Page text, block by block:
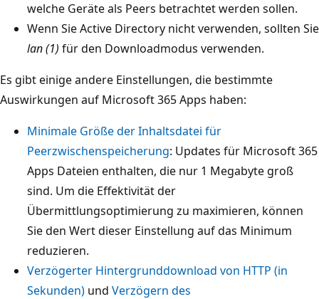
welche Geräte als Peers betrachtet werden sollen.
Wenn Sie Active Directory nicht verwenden, sollten Sie
lan (1) für den Downloadmodus verwenden.
Es gibt einige andere Einstellungen, die bestimmte
Auswirkungen auf Microsoft 365 Apps haben:
Minimale Größe der Inhaltsdatei für
Peerzwischenspeicherung: Updates für Microsoft 365
Apps Dateien enthalten, die nur 1 Megabyte groß
sind. Um die Effektivität der
Übermittlungsoptimierung zu maximieren, können
Sie den Wert dieser Einstellung auf das Minimum
reduzieren.
Verzögerter Hintergrunddownload von HTTP (in
Sekunden) und Verzögern des